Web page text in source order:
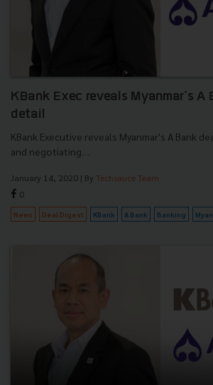
KBank Exec reveals Myanmar's A
detail
KBank Executive reveals Myanmar's A Bank
and negotiating....
January 14, 2020 | By Techsauce Team
0
News Deal Digest KBank A Bank Banking